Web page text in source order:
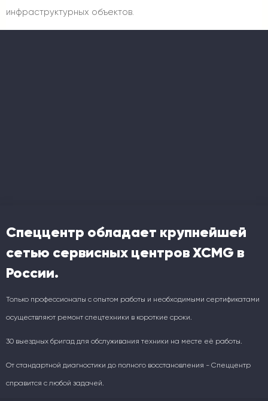
инфраструктурных объектов.
Спеццентр обладает крупнейшей
сетью сервисных центров XCMG в
России.
Только профессионалы с опытом работы и необходимыми сертификатами
осуществляют ремонт спецтехники в короткие сроки.
30 выездных бригад для обслуживания техники на месте её работы.
От стандартной диагностики до полного восстановления - Спеццентр
справится с любой задачей.